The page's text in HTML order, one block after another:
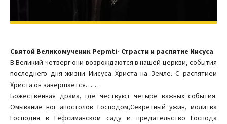
Святой Великомученик Pepmti- Страсти и распятие Иисуса
В Великий четверг они возрождаются в нашей церкви, события
последнего дня жизни Иисуса Христа на Земле. С распятием
Христа он завершается……
Божественная драма, где чествуют четыре важных события.
Омывание ног апостолов Господом,Секретный ужин, молитва
Господня в Гефсиманском саду и предательство Господа